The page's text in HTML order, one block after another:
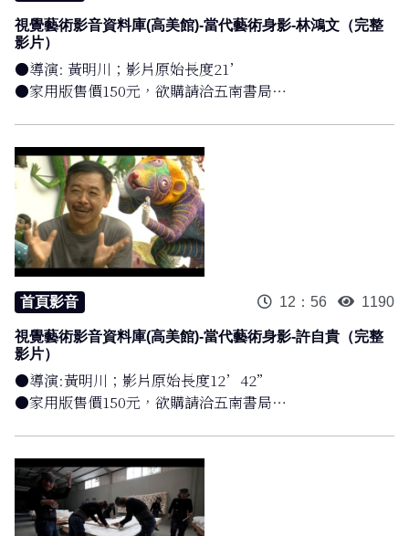
視覺藝術影音資料庫(高美館)-當代藝術身影-林鴻文（完整
影片）
●導演: 黃明川；影片原始長度21’
●家用版售價150元，欲購請洽五南書局
●疫情期間開放完整版瀏覽
@高雄市立美術館藝術影像資料庫
首頁影音 12：56 1190
視覺藝術影音資料庫(高美館)-當代藝術身影-許自貴（完整
影片）
●導演:黃明川；影片原始長度12’42”
●家用版售價150元，欲購請洽五南書局
●疫情期間開放完整版瀏覽
@高雄市立美術館藝術影像資料庫